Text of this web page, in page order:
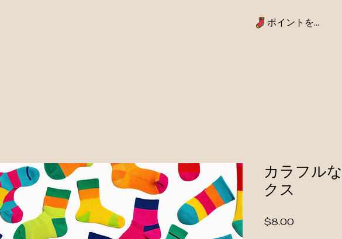
ポイントを表示
カラフル
クス
$8.00価格